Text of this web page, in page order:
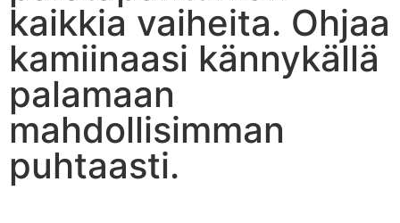
kaikkia vaiheita. Ohjaa
kamiinaasi kännykällä
palamaan
mahdollisimman
puhtaasti.